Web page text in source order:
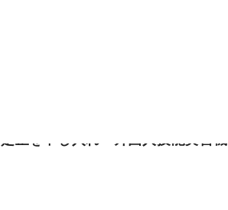
是正を申し入れ 外国人技能実習機